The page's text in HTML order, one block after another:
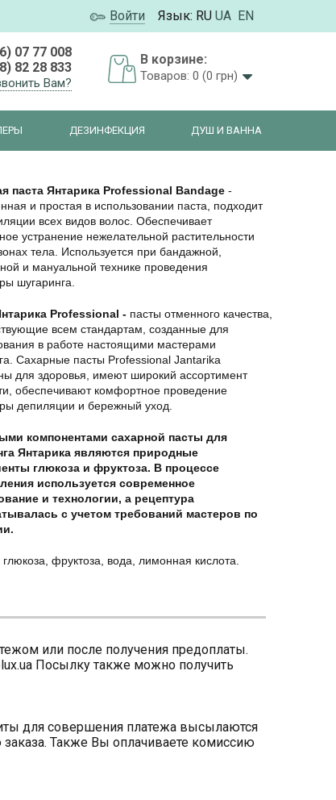
Язык: RU UA EN
Войти
07 77 008
82 28 833
Вам?
В корзине:
Товаров: 0 (0 грн)
ДЕЗИНФЕКЦИЯ ДУШ И ВАННА
паста Янтарика Professional Bandage-
и простая в использовании паста, подходит
всех видов волос. Обеспечивает
устранение нежелательной растительности
тела. Используется при бандажной,
и мануальной технике проведения
шугаринга.
Professional - пасты отменного качества,
всем стандартам, созданные для
в работе настоящими мастерами
Сахарные пасты Professional Jantarika
для здоровья, имеют широкий ассортимент
обеспечивают комфортное проведение
депиляции и бережный уход.
компонентами сахарной пасты для
Янтарика являются природные
глюкоза и фруктоза. В процессе
используется современное
и технологии, а рецептура
с учетом требований мастеров по
глюкоза, фруктоза, вода, лимонная кислота.
или после получения предоплаты.
Посылку также можно получить
для совершения платежа высылаются
Также Вы оплачиваете комиссию